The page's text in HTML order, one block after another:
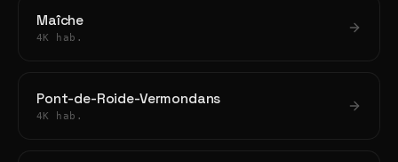
Maîche
4K hab.
Pont-de-Roide-Vermondans
4K hab.